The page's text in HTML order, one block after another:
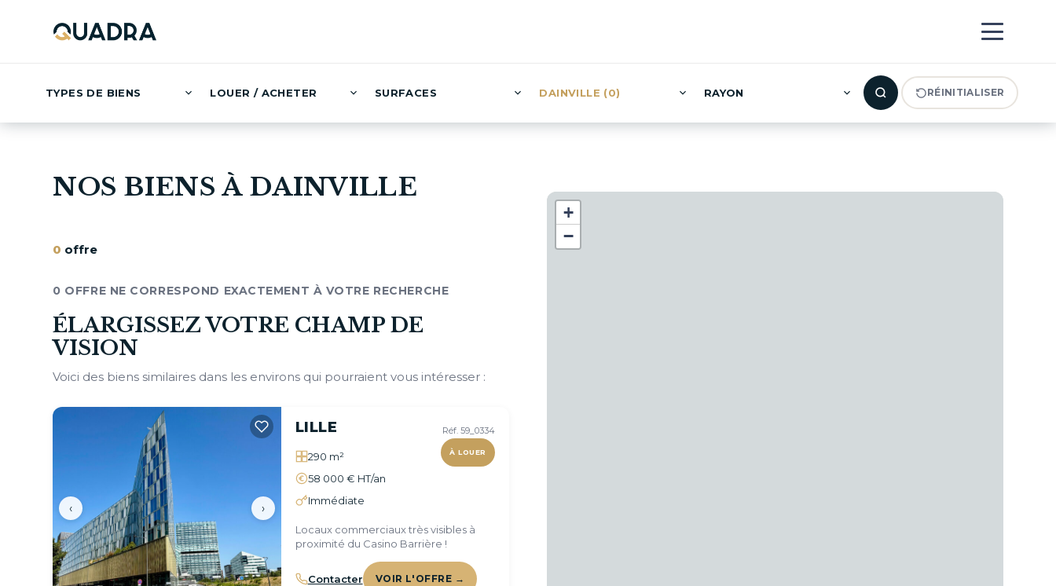
TYPES DE BIENS LOUER / ACHETER SURFACES DAINVILLE (0) RAYON RÉINITIALISER
NOS BIENS À DAINVILLE
0 offre
0 OFFRE NE CORRESPOND EXACTEMENT À VOTRE RECHERCHE
ÉLARGISSEZ VOTRE CHAMP DE
VISION
Voici des biens similaires dans les environs qui pourraient vous intéresser :
‹ ›
Réf. 59_0334
À LOUER
LILLE
290 m²
58 000 € HT/an
Immédiate
Locaux commerciaux très visibles à
proximité du Casino Barrière !
Contacter VOIR L'OFFRE →
+
−